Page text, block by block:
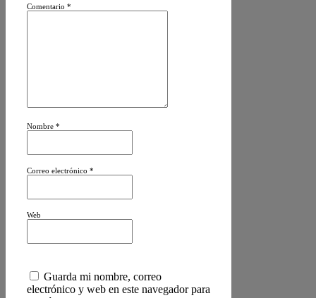
Comentario *
Nombre *
Correo electrónico *
Web
Guarda mi nombre, correo
electrónico y web en este navegador para